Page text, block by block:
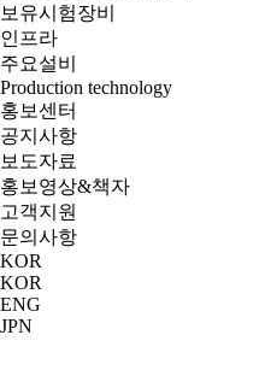
보유시험장비
인프라
주요설비
Production technology
홍보센터
공지사항
보도자료
홍보영상&책자
고객지원
문의사항
KOR
KOR
ENG
JPN